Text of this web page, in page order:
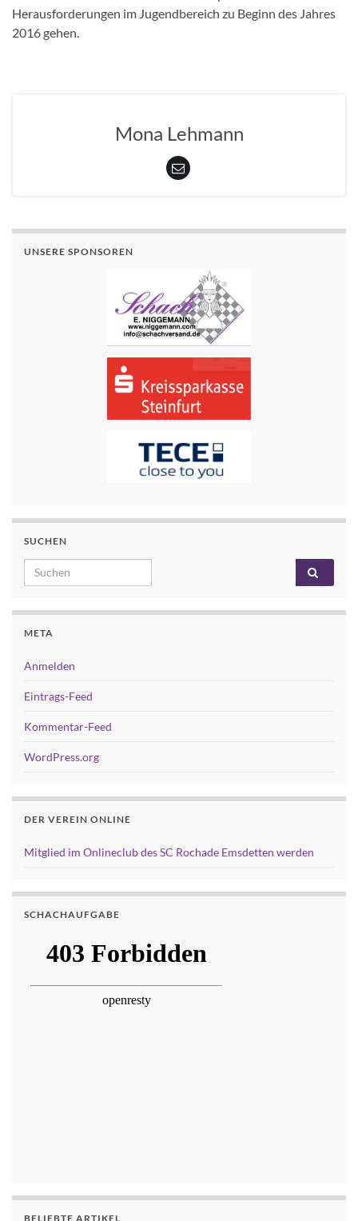
Herausforderungen im Jugendbereich zu Beginn des Jahres
2016 gehen.
Mona Lehmann
UNSERE SPONSOREN
SUCHEN
Search for:
META
Anmelden
Eintrags-Feed
Kommentar-Feed
WordPress.org
DER VEREIN ONLINE
Mitglied im Onlineclub des SC Rochade Emsdetten werden
SCHACHAUFGABE
BELIEBTE ARTIKEL